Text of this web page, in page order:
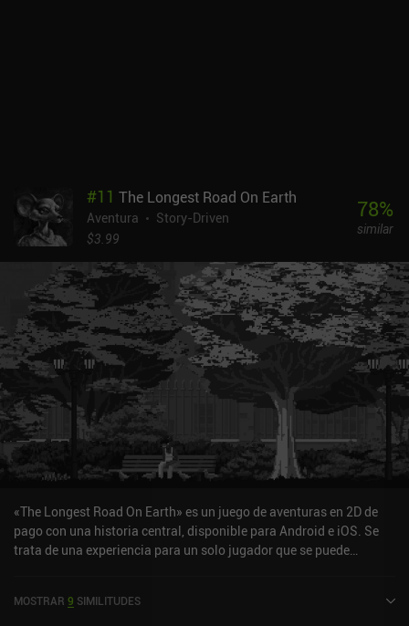
tiene su propio atractivo visual, con una iluminación realista y un
montón de detalles intrincados. La gente va a lo suyo, los coches
pasan a toda velocidad y los carteles de neón parpadean con
experiencia de juego envolvente. Mi principal problema son los
engorrosos controles del juego, ya que el d-pad de movimiento
ocupa una gran parte de la pantalla y a menudo obstruye los
elementos interactivos cruciales. Lacuna está disponible en iOS y
Android por 5,99 $ Recomiendo este juego por su cautivadora
historia, que sumerge a los jugadores en una experiencia narrativa
cargada de emoción.
#11 The Longest Road On Earth
Aventura
Story-Driven
$3.99
78%
similar
«The Longest Road On Earth» es un juego de aventuras en 2D de
pago con una historia central, disponible para Android e iOS. Se
trata de una experiencia para un solo jugador que se puede
3,7 sobre 5,0 en Google Play y de 3,1 sobre 5,0 en la App Store de
MOSTRAR 9 SIMILITUDES